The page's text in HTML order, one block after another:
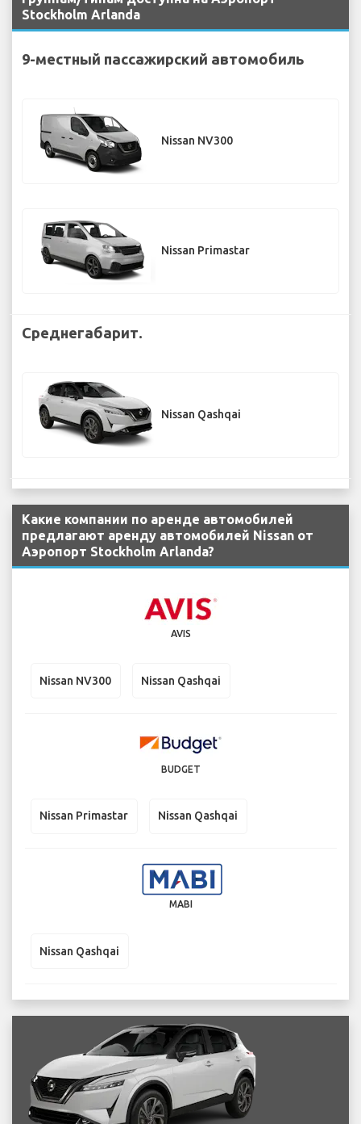
Stockholm Arlanda
9-местный пассажирский автомобиль
Nissan NV300
Nissan Primastar
Среднегабарит.
Nissan Qashqai
Какие компании по аренде автомобилей
предлагают аренду автомобилей Nissan от
Аэропорт Stockholm Arlanda?
AVIS
Nissan NV300 Nissan Qashqai
BUDGET
Nissan Primastar Nissan Qashqai
MABI
Nissan Qashqai